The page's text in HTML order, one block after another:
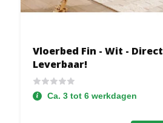
Vloerbed Fin - Wit - Direct
Leverbaar!
Ca. 3 tot 6 werkdagen